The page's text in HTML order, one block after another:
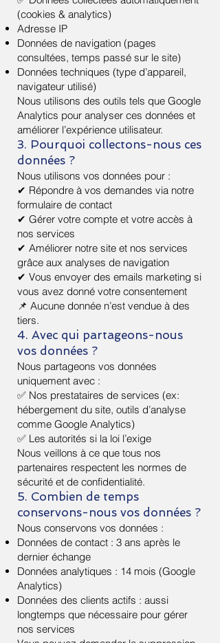
(cookies & analytics)
Adresse IP
Données de navigation (pages
consultées, temps passé sur le site)
Données techniques (type d’appareil,
navigateur utilisé)
Nous utilisons des outils tels que Google
Analytics pour analyser ces données et
améliorer l’expérience utilisateur.
3. Pourquoi collectons-nous ces
données ?
Nous utilisons vos données pour :
✔ Répondre à vos demandes via notre
formulaire de contact
✔ Gérer votre compte et votre accès à
nos services
✔ Améliorer notre site et nos services
grâce aux analyses de navigation
✔ Vous envoyer des emails marketing si
vous avez donné votre consentement
📌 Aucune donnée n’est vendue à des
tiers.
4. Avec qui partageons-nous
vos données ?
Nous partageons vos données
uniquement avec :
✅ Nos prestataires de services (ex:
hébergement du site, outils d’analyse
comme Google Analytics)
✅ Les autorités si la loi l’exige
Nous veillons à ce que tous nos
partenaires respectent les normes de
sécurité et de confidentialité.
5. Combien de temps
conservons-nous vos données ?
Nous conservons vos données :
Données de contact : 3 ans après le
dernier échange
Données analytiques : 14 mois (Google
Analytics)
Données des clients actifs : aussi
longtemps que nécessaire pour gérer
nos services